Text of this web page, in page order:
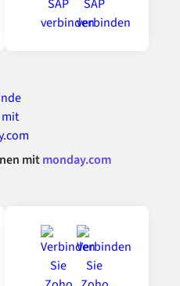
mitmonday.com